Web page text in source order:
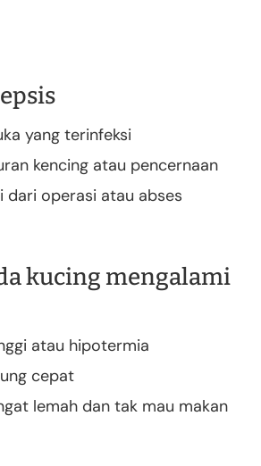
yang terinfeksi
kencing atau pencernaan
dari operasi atau abses
kucing mengalami
atau hipotermia
cepat
lemah dan tak mau makan